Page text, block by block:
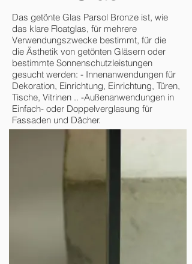
Das getönte Glas Parsol Bronze ist, wie
das klare Floatglas, für mehrere
Verwendungszwecke bestimmt, für die
die Ästhetik von getönten Gläsern oder
bestimmte Sonnenschutzleistungen
gesucht werden: - Innenanwendungen für
Dekoration, Einrichtung, Einrichtung, Türen,
Tische, Vitrinen .. -Außenanwendungen in
Einfach- oder Doppelverglasung für
Fassaden und Dächer.